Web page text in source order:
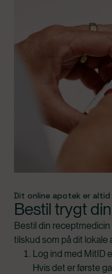
Dit online apotek er
Bestil trygt
Bestil din
tilskud som på dit lokale
Log ind med MitID
Hvis det er første